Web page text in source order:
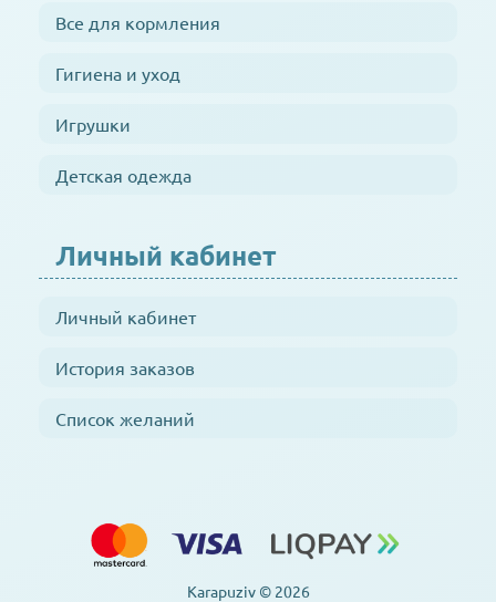
Все для кормления
Гигиена и уход
Игрушки
Детская одежда
Личный кабинет
Личный кабинет
История заказов
Список желаний
Karapuziv © 2026